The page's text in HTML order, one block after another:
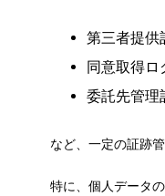
第三者提供
同意取得ロ
委託先管理
など、一定の証跡
特に、個人データ